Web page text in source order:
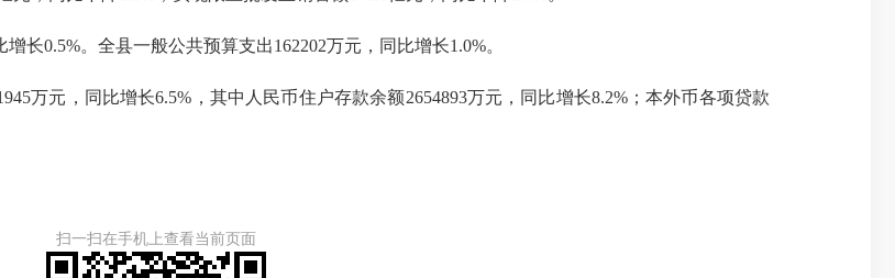
长0.5%。全县一般公共预算支出162202万元，同比增长1.0%。
万元，同比增长6.5%，其中人民币住户存款余额2654893万元，同比增长8.2%；本外币各项贷款
扫一扫在手机上查看当前页面